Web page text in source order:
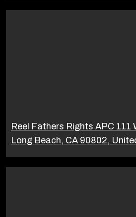
Reel Fathers Rights APC 111
Long Beach, CA 90802,